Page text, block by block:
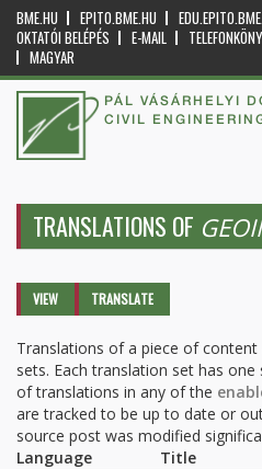
BME.HU EPITO.BME.HU
OKTATÓI BELÉPÉS
E-MAIL
MAGYAR
PÁL VÁSÁRHELYI
CIVIL
TRANSLATIONS OF
Primary tabs
VIEW TRANSLATE
Translations of a piece of
sets. Each translation set has
of translations in any of the
are tracked to be up to date or
source post was modified
Language
Title